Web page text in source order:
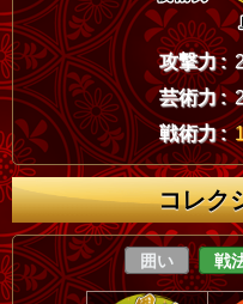
攻撃力 :
芸術力 :
戦術力 :
コレク
囲い 戦